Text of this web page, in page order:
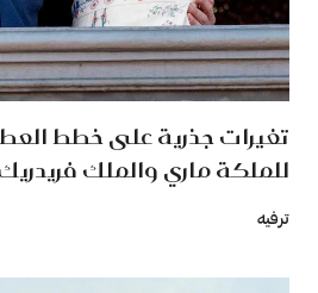
تغيرات جذرية على خطط
للملكة ماري والملك
ترفيه